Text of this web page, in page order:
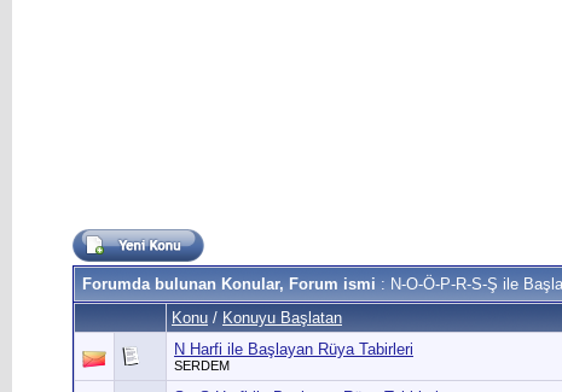
Forumda bulunan Konular, Forum ismi : N-O-Ö-P-R-S-Ş ile
Konu / Konuyu Başlatan
N Harfi ile Başlayan Rüya Tabirleri
SERDEM